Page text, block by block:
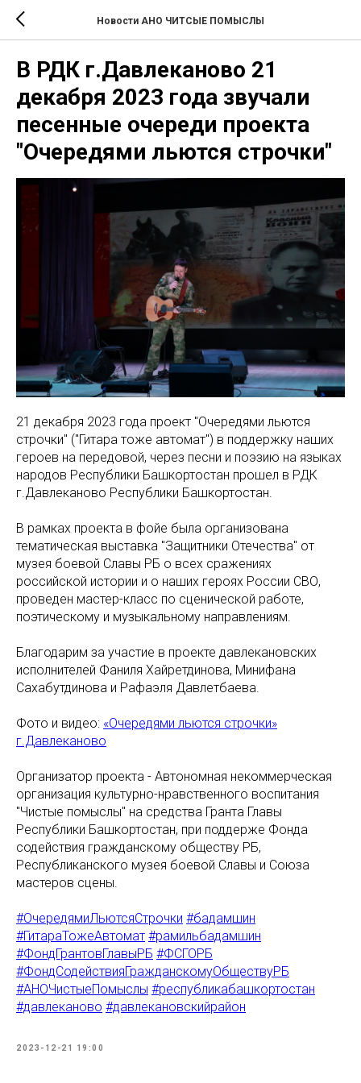
Новости АНО ЧИТСЫЕ ПОМЫСЛЫ
В РДК г.Давлеканово 21
декабря 2023 года звучали
песенные очереди проекта
"Очередями льются строчки"
21 декабря 2023 года проект "Очередями льются
строчки" ("Гитара тоже автомат") в поддержку наших
героев на передовой, через песни и поэзию на языках
народов Республики Башкортостан прошел в РДК
г.Давлеканово Республики Башкортостан.
В рамках проекта в фойе была организована
тематическая выставка "Защитники Отечества" от
музея боевой Славы РБ о всех сражениях
российской истории и о наших героях России СВО,
проведен мастер-класс по сценической работе,
поэтическому и музыкальному направлениям.
Благодарим за участие в проекте давлекановских
исполнителей Фаниля Хайретдинова, Минифана
Сахабутдинова и Рафаэля Давлетбаева.
Фото и видео: «Очередями льются строчки»
г.Давлеканово
Организатор проекта - Автономная некоммерческая
организация культурно-нравственного воспитания
"Чистые помыслы" на средства Гранта Главы
Республики Башкортостан, при поддерже Фонда
содействия гражданскому обществу РБ,
Республиканского музея боевой Славы и Союза
мастеров сцены.
#ОчередямиЛьютсяСтрочки #бадамшин
#ГитараТожеАвтомат #рамильбадамшин
#ФондГрантовГлавыРБ #ФСГОРБ
#ФондСодействияГражданскомуОбществуРБ
#АНОЧистыеПомыслы #республикабашкортостан
#давлеканово #давлекановскийрайон
2023-12-21 19:00